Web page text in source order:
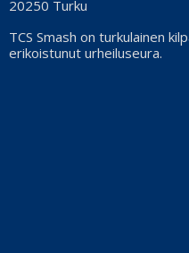
20250 Turku
TCS Smash on turkulainen
erikoistunut urheiluseura.